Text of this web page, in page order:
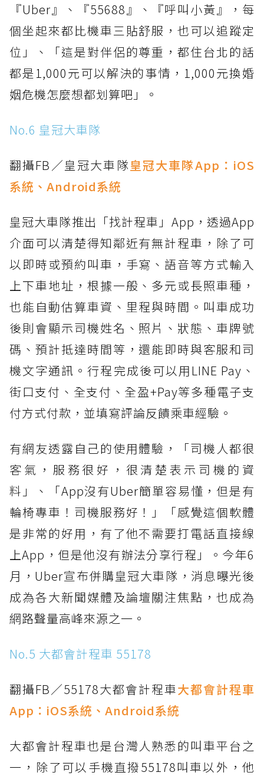
『Uber』、『55688』、『呼叫小黃』，每
個坐起來都比機車三貼舒服，也可以追蹤定
位」、「這是對伴侶的尊重，都住台北的話
都是1,000元可以解決的事情，1,000元換婚
姻危機怎麼想都划算吧」。
No.6 皇冠大車隊
翻攝FB／皇冠大車隊皇冠大車隊App： iOS
系統 、 Android系統
皇冠大車隊推出「找計程車」App，透過App
介面可以清楚得知鄰近有無計程車，除了可
以即時或預約叫車，手寫、語音等方式輸入
上下車地址，根據一般、多元或長照車種，
也能自動估算車資、里程與時間。叫車成功
後則會顯示司機姓名、照片、狀態、車牌號
碼、預計抵達時間等，還能即時與客服和司
機文字通訊。行程完成後可以用LINE Pay、
街口支付、全支付、全盈+Pay等多種電子支
付方式付款，並填寫評論反饋乘車經驗。
有網友透露自己的使用體驗，「司機人都很
客氣，服務很好，很清楚表示司機的資
料」、「App沒有Uber簡單容易懂，但是有
輪椅專車！司機服務好！」「感覺這個軟體
是非常的好用，有了他不需要打電話直接線
上App，但是他沒有辦法分享行程」。今年6
月，Uber宣布併購皇冠大車隊，消息曝光後
成為各大新聞媒體及論壇關注焦點，也成為
網路聲量高峰來源之一。
No.5 大都會計程車 55178
翻攝FB／55178大都會計程車大都會計程車
App： iOS系統 、 Android系統
大都會計程車也是台灣人熟悉的叫車平台之
一，除了可以手機直撥55178叫車以外，他